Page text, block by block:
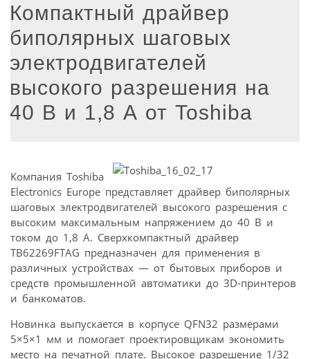
Компактный драйвер
биполярных шаговых
электродвигателей
высокого разрешения на
40 В и 1,8 А от Toshiba
Компания Toshiba
Electronics Europe представляет драйвер биполярных
шаговых электродвигателей высокого разрешения с
высоким максимальным напряжением до 40 В и
током до 1,8 А. Сверхкомпактный драйвер
TB62269FTAG предназначен для применения в
различных устройствах — от бытовых приборов и
средств промышленной автоматики до 3D-принтеров
и банкоматов.
Новинка выпускается в корпусе QFN32 размерами
5×5×1 мм и помогает проектировщикам экономить
место на печатной плате. Высокое разрешение 1/32